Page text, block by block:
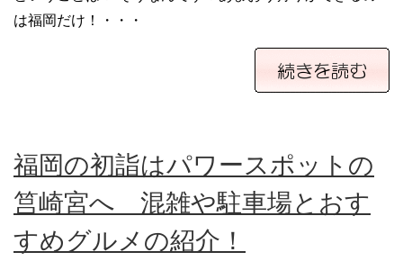
は福岡だけ！・・・
福岡の初詣はパワースポットの
筥崎宮へ 混雑や駐車場とおす
すめグルメの紹介！